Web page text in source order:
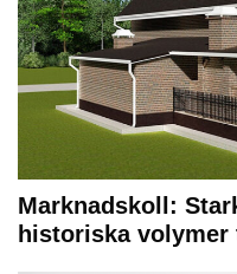
Marknadskoll:
historiska